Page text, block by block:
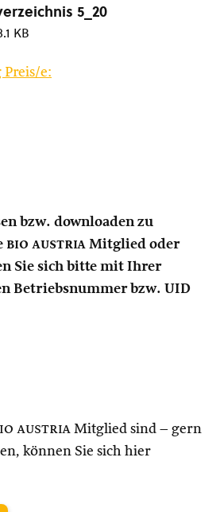
5_20
KB
e:
bzw. downloaden zu
bio austria Mitglied oder
Sie sich bitte mit Ihrer
Betriebsnummer bzw. UID
austria Mitglied sind – gern
können Sie sich hier